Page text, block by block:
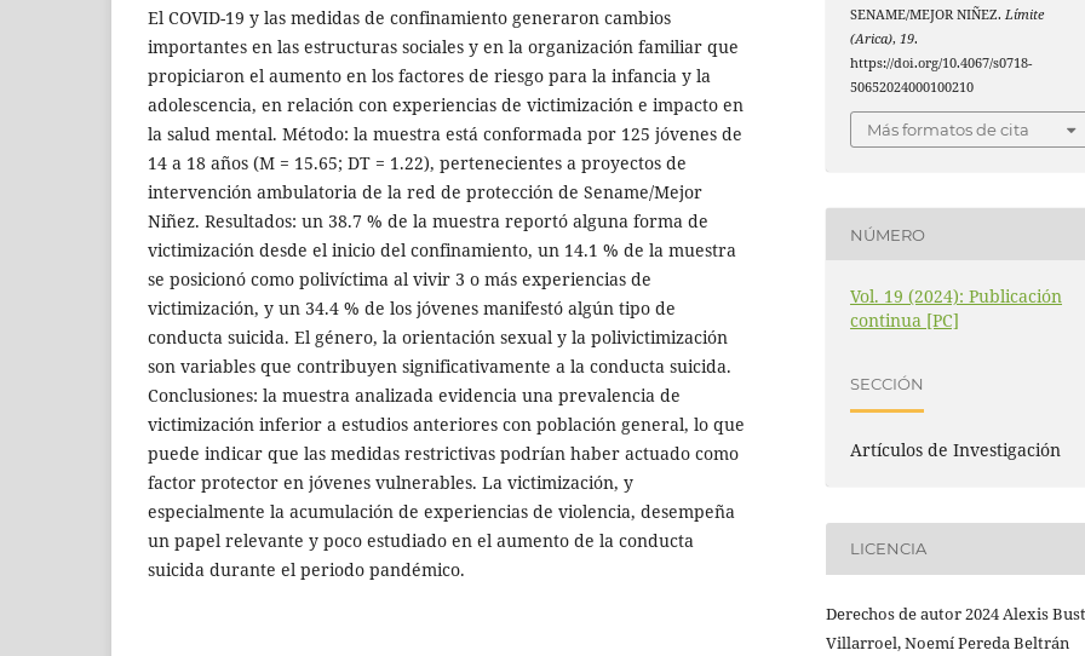
El COVID-19 y las medidas de confinamiento generaron cambios
importantes en las estructuras sociales y en la organización familiar que
propiciaron el aumento en los factores de riesgo para la infancia y la
adolescencia, en relación con experiencias de victimización e impacto en
la salud mental. Método: la muestra está conformada por 125 jóvenes de
14 a 18 años (M = 15.65; DT = 1.22), pertenecientes a proyectos de
intervención ambulatoria de la red de protección de Sename/Mejor
Niñez. Resultados: un 38.7 % de la muestra reportó alguna forma de
victimización desde el inicio del confinamiento, un 14.1 % de la muestra
se posicionó como polivíctima al vivir 3 o más experiencias de
victimización, y un 34.4 % de los jóvenes manifestó algún tipo de
conducta suicida. El género, la orientación sexual y la polivictimización
son variables que contribuyen significativamente a la conducta suicida.
Conclusiones: la muestra analizada evidencia una prevalencia de
victimización inferior a estudios anteriores con población general, lo que
puede indicar que las medidas restrictivas podrían haber actuado como
factor protector en jóvenes vulnerables. La victimización, y
especialmente la acumulación de experiencias de violencia, desempeña
un papel relevante y poco estudiado en el aumento de la conducta
suicida durante el periodo pandémico.
SENAME/MEJOR NIÑEZ.Límite
(Arica),19.
https://doi.org/10.4067/s0718-
50652024000100210
Más formatos de cita
NÚMERO
Vol. 19 (2024): Publicación
continua [PC]
SECCIÓN
Artículos de Investigación
LICENCIA
Derechos de autor 2024 Alexis
Villarroel, Noemí Pereda Beltrán